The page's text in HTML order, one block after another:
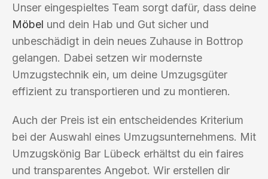
Unser eingespieltes Team sorgt dafür, dass deine
Möbel und dein Hab und Gut sicher und
unbeschädigt in dein neues Zuhause in Bottrop
gelangen. Dabei setzen wir modernste
Umzugstechnik ein, um deine Umzugsgüter
effizient zu transportieren und zu montieren.
Auch der Preis ist ein entscheidendes Kriterium
bei der Auswahl eines Umzugsunternehmens. Mit
Umzugskönig Bar Lübeck erhältst du ein faires
und transparentes Angebot. Wir erstellen dir